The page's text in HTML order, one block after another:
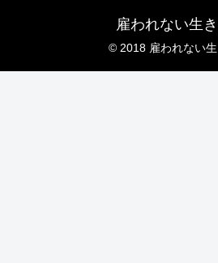
雇われない生
© 2018 雇われない